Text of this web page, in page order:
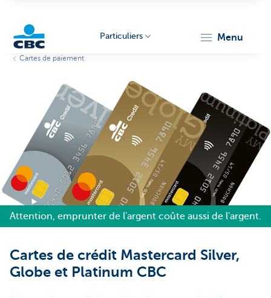
Particuliers menu
Cartes de paiement
Attention, emprunter de l'argent coûte aussi de l'argent.
Cartes de crédit Mastercard Silver,
Globe et Platinum CBC